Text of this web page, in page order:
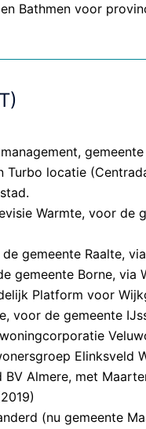
Bathmen voor
locatie
Warmte, voor de
gemeente Raalte,
gemeente Borne, via
Platform voor
voor de gemeente
Elinksveld
Almere, met
(nu gemeente